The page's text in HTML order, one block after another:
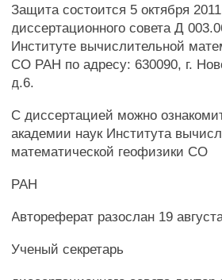
Защита состоится 5 октября
диссертационного совета Д
Институте вычислительной
СО РАН по адресу: 630090, г.
д.6.
С диссертацией можно
академии наук Института
математической геофизики СО
РАН
Автореферат разослан 19
Ученый секретарь